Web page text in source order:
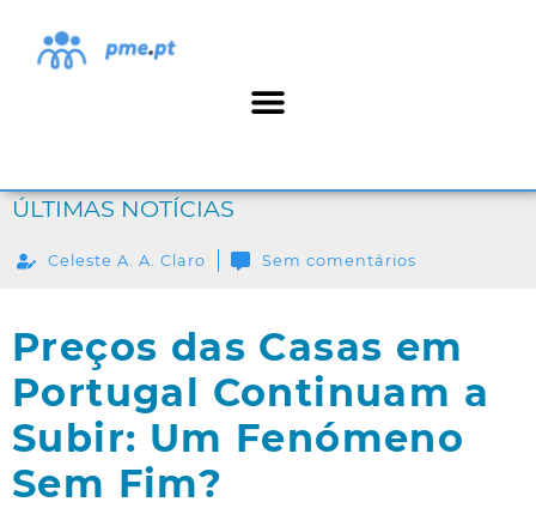
ÚLTIMAS NOTÍCIAS
Celeste A. A. Claro Sem comentários
Preços das Casas em
Portugal Continuam a
Subir: Um Fenómeno
Sem Fim?